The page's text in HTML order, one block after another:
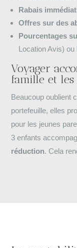
Rabais
Offres sur des
Pourcentages
Location Avis) ou
Voyager
famille et les
Beaucoup oublient
portefeuille, elles
pour les jeunes
3 enfants
réduction. Cela